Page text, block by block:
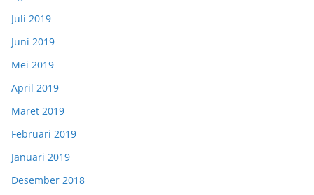
Juli 2019
Juni 2019
Mei 2019
April 2019
Maret 2019
Februari 2019
Januari 2019
Desember 2018